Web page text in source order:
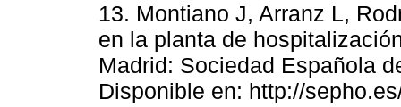
13. Montiano J, Arranz L,
en la planta de
Madrid: Sociedad Española
Disponible en: http://